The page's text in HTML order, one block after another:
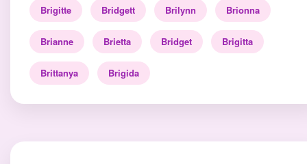
Brigitte Bridgett Brilynn Brionna
Brianne Brietta Bridget Brigitta
Brittanya Brigida